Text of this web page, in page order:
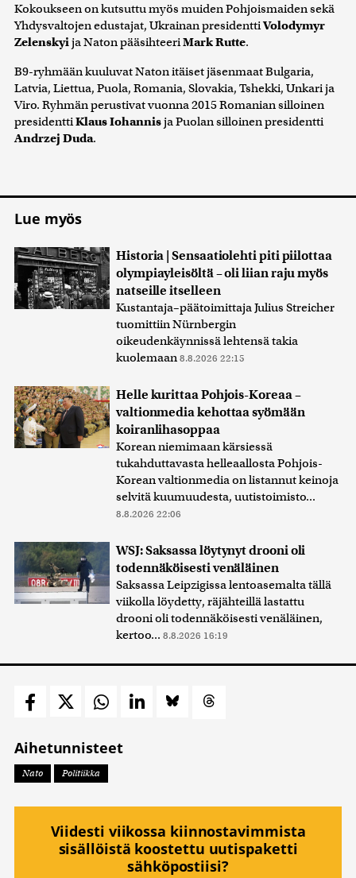
Kokoukseen on kutsuttu myös muiden Pohjoismaiden sekä
Yhdysvaltojen edustajat, Ukrainan presidenttiVolodymyr
Zelenskyija Naton pääsihteeriMark Rutte.
B9-ryhmään kuuluvat Naton itäiset jäsenmaat Bulgaria,
Latvia, Liettua, Puola, Romania, Slovakia, Tshekki, Unkari ja
Viro. Ryhmän perustivat vuonna 2015 Romanian silloinen
presidenttiKlaus Iohannisja Puolan silloinen presidentti
Andrzej Duda.
Lue myös
Historia | Sensaatiolehti piti piilottaa
olympiayleisöltä – oli liian raju myös
natseille itselleen
Kustantaja–päätoimittaja Julius Streicher
tuomittiin Nürnbergin
oikeudenkäynnissä lehtensä takia
kuolemaan 8.8.2026 22:15
Helle kurittaa Pohjois-Koreaa –
valtionmedia kehottaa syömään
koiranlihasoppaa
Korean niemimaan kärsiessä
tukahduttavasta helleaallosta Pohjois-
Korean valtionmedia on listannut keinoja
selvitä kuumuudesta, uutistoimisto...
8.8.2026 22:06
WSJ: Saksassa löytynyt drooni oli
todennäköisesti venäläinen
Saksassa Leipzigissa lentoasemalta tällä
viikolla löydetty, räjähteillä lastattu
drooni oli todennäköisesti venäläinen,
kertoo... 8.8.2026 16:19
Aihetunnisteet
Nato Politiikka
Viidesti viikossa kiinnostavimmista
sisällöistä koostettu uutispaketti
sähköpostiisi?